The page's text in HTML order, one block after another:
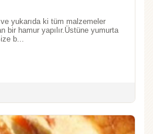
yukarıda ki tüm malzemeler
bir hamur yapılır.Üstüne yumurta
b...